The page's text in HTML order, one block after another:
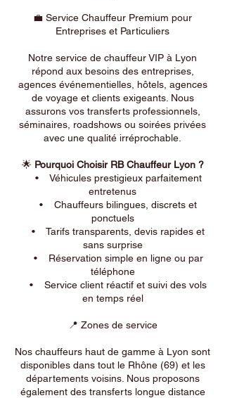
💼 Service Chauffeur Premium pour
Entreprises et Particuliers
Notre service de chauffeur VIP à Lyon
répond aux besoins des entreprises,
agences événementielles, hôtels, agences
de voyage et clients exigeants. Nous
assurons vos transferts professionnels,
séminaires, roadshows ou soirées privées
avec une qualité irréprochable.
🌟 Pourquoi Choisir RB Chauffeur Lyon ?
• Véhicules prestigieux parfaitement
entretenus
• Chauffeurs bilingues, discrets et
ponctuels
• Tarifs transparents, devis rapides et
sans surprise
• Réservation simple en ligne ou par
téléphone
• Service client réactif et suivi des vols
en temps réel
📍 Zones de service
Nos chauffeurs haut de gamme à Lyon sont
disponibles dans tout le Rhône (69) et les
départements voisins. Nous proposons
également des transferts longue distance